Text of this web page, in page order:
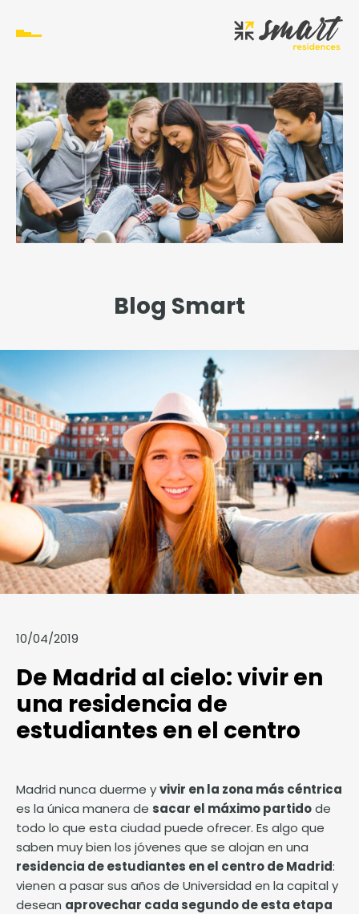
Blog Smart
10/04/2019
De Madrid al cielo: vivir en
una residencia de
estudiantes en el centro
Madrid nunca duerme yvivir en la zona más céntrica
es la única manera de sacar el máximo partidode
todo lo que esta ciudad puede ofrecer. Es algo que
saben muy bien los jóvenes que se alojan en una
residencia de estudiantes en el centro de Madrid:
vienen a pasar sus años de Universidad en la capital y
desean aprovechar cada segundo de esta etapa